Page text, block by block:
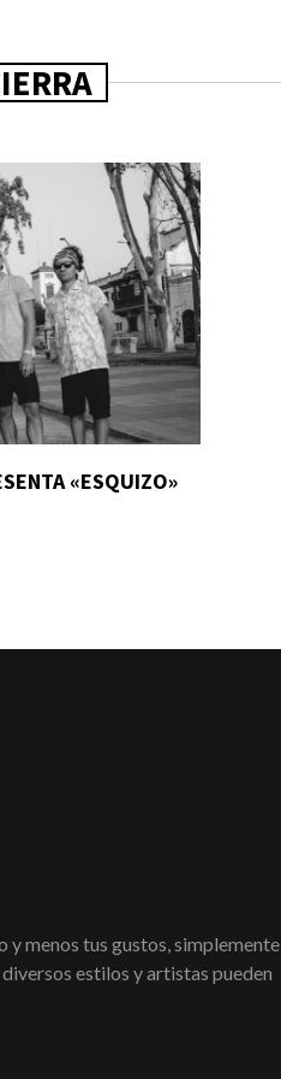
«ESQUIZO»
y menos tus gustos, simplemente
estilos y artistas pueden